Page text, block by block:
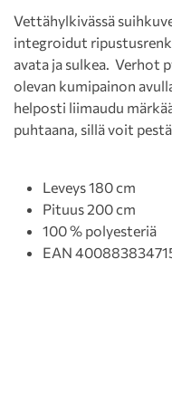
Vettähylkivässä
integroidut
avata ja sulkea. Verhot
olevan kumipainon
helposti liimaudu
puhtaana, sillä voit
Leveys 180 cm
Pituus 200 cm
100 % polyesteriä
EAN